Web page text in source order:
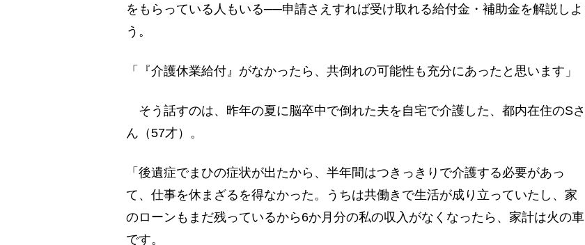
をもらっている人もいる──申請さえすれば受け取れる給付金・補助金を解説しよ
う。
「『介護休業給付』がなかったら、共倒れの可能性も充分にあったと思います」
そう話すのは、昨年の夏に脳卒中で倒れた夫を自宅で介護した、都内在住のSさ
ん（57才）。
「後遺症でまひの症状が出たから、半年間はつきっきりで介護する必要があっ
て、仕事を休まざるを得なかった。うちは共働きで生活が成り立っていたし、家
のローンもまだ残っているから6か月分の私の収入がなくなったら、家計は火の車
です。